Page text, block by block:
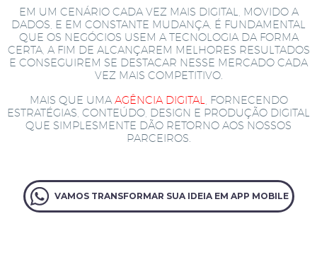
EM UM CENÁRIO CADA VEZ MAIS DIGITAL, MOVIDO A
DADOS, E EM CONSTANTE MUDANÇA, É FUNDAMENTAL
QUE OS NEGÓCIOS USEM A TECNOLOGIA DA FORMA
CERTA, A FIM DE ALCANÇAREM MELHORES RESULTADOS
E CONSEGUIREM SE DESTACAR NESSE MERCADO CADA
VEZ MAIS COMPETITIVO.
MAIS QUE UMA AGÊNCIA DIGITAL
, FORNECENDO
ESTRATÉGIAS, CONTEÚDO, DESIGN E PRODUÇÃO DIGITAL
QUE SIMPLESMENTE DÃO RETORNO AOS NOSSOS
PARCEIROS.
VAMOS TRANSFORMAR SUA IDEIA EM APP MOBILE